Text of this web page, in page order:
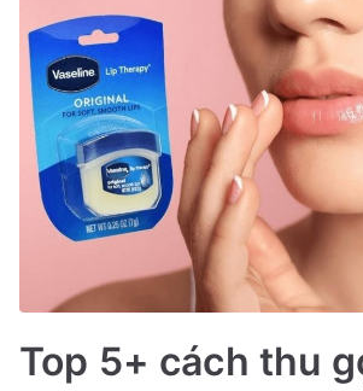
Top 5+ cách thu